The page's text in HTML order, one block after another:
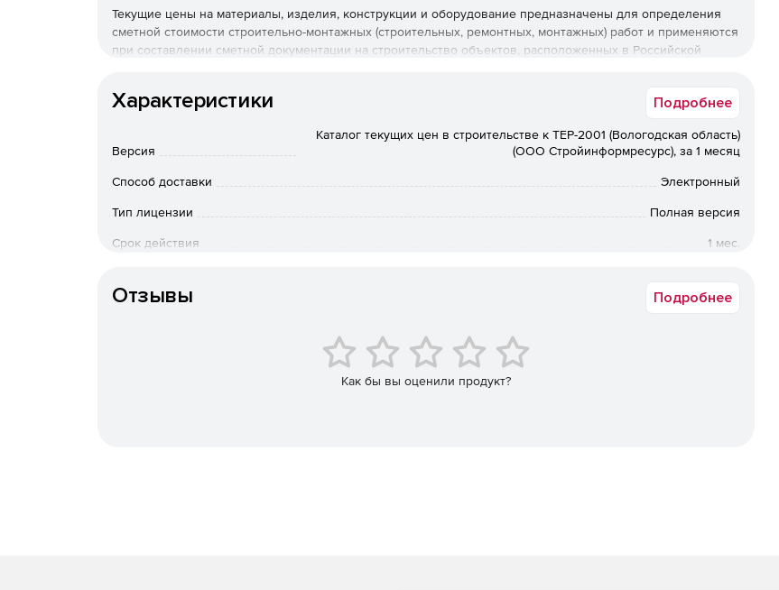
Текущие цены на материалы, изделия, конструкции и оборудование предназначены для определения
сметной стоимости строительно-монтажных (строительных, ремонтных, монтажных) работ и применяются
при составлении сметной документации на строительство объектов, расположенных в Российской
Характеристики Подробнее
Версия
Каталог текущих цен в строительстве к ТЕР-2001 (Вологодская область)
(ООО Стройинформресурс), за 1 месяц
Способ доставки Электронный
Тип лицензии Полная версия
Срок действия 1 мес.
Отзывы Подробнее
Как бы вы оценили продукт?